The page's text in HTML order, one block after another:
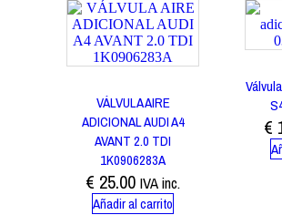
VÁLVULA AIRE
ADICIONAL AUDI A4
AVANT 2.0 TDI
1K0906283A
€ 25.00 IVA inc.
Añadir al carrito
€